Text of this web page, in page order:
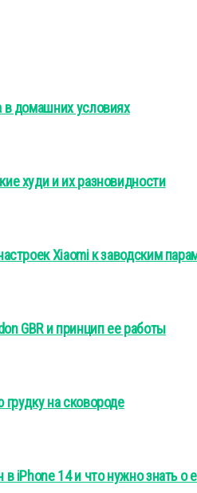
в домашних условиях
худи и их разновидности
Xiaomi к заводским
GBR и принцип ее работы
на сковороде
iPhone 14 и что нужно знать о